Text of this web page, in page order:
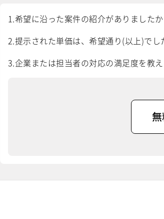
1.希望に沿った案件の紹介がありましたか
2.提示された単価は、希望通り(以上)でし
3.企業または担当者の対応の満足度を教